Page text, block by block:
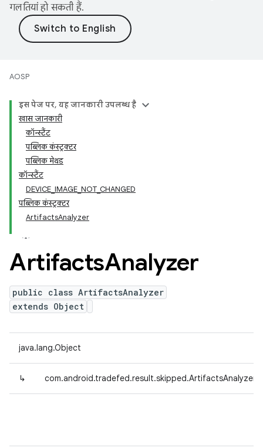
गलतियां हो सकती हैं.
AOSP
इस पेज पर, यह जानकारी उपलब्ध है
खास जानकारी
कॉन्स्टैंट
पब्लिक कंस्ट्रक्टर
पब्लिक मेथड
कॉन्स्टैंट
DEVICE_IMAGE_NOT_CHANGED
पब्लिक कंस्ट्रक्टर
ArtifactsAnalyzer
ArtifactsAnalyzer
public class ArtifactsAnalyzer
extends Object
java.lang.Object
↳ com.android.tradefed.result.skipped.ArtifactsAnalyzer